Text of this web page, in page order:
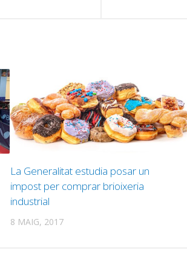
La Generalitat estudia posar un
impost per comprar brioixeria
industrial
8 MAIG, 2017